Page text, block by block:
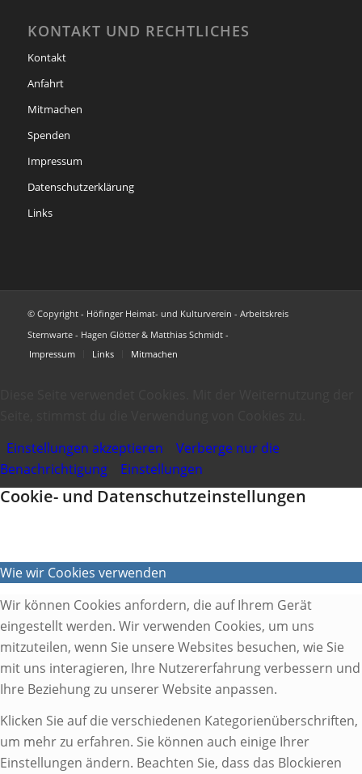
KONTAKT UND RECHTLICHES
Kontakt
Anfahrt
Mitmachen
Spenden
Impressum
Datenschutzerklärung
Links
© Copyright - Höfinger Heimat- und Kulturverein - Arbeitskreis
Sternwarte - Hagen Glötter & Matthias Schmidt -
Impressum
Links Mitmachen
Einstellungen akzeptieren
Verberge nur die
Benachrichtigung
Einstellungen
Cookie- und Datenschutzeinstellungen
Wie wir Cookies verwenden
Wir können Cookies anfordern, die auf Ihrem Gerät
eingestellt werden. Wir verwenden Cookies, um uns
mitzuteilen, wenn Sie unsere Websites besuchen, wie Sie
mit uns interagieren, Ihre Nutzererfahrung verbessern und
Ihre Beziehung zu unserer Website anpassen.
Klicken Sie auf die verschiedenen Kategorienüberschriften,
um mehr zu erfahren. Sie können auch einige Ihrer
Einstellungen ändern. Beachten Sie, dass das Blockieren